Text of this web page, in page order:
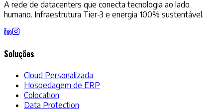
A rede de datacenters que conecta tecnologia ao lado
humano. Infraestrutura Tier-3 e energia 100% sustentável.
Soluções
Cloud Personalizada
Hospedagem de ERP
Colocation
Data Protection